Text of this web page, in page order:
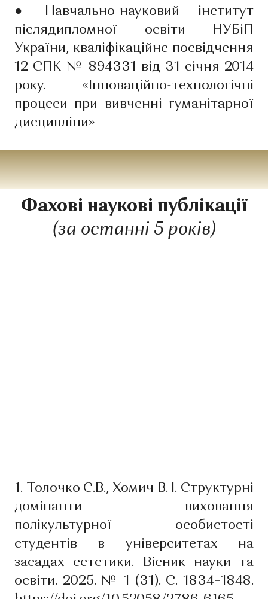
●
Навчально-науковий інститут
післядипломної освіти НУБіП
України, кваліфікаційне посвідчення
12 СПК № 894331 від 31 січня 2014
року. «Інноваційно-технологічні
процеси при вивченні гуманітарної
дисципліни»
Фахові наукові публікації
(за останні 5 років)
1. Толочко С.В., Хомич В. І. Структурні
домінанти виховання
полікультурної особистості
студентів в університетах на
засадах естетики. Вісник науки та
освіти. 2025. № 1 (31). С. 1834–1848.